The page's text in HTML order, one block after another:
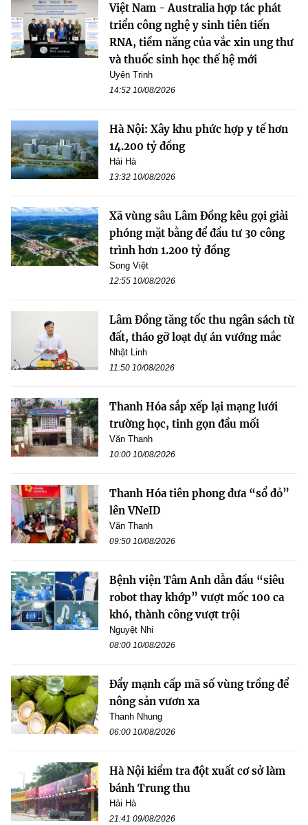
Việt Nam - Australia hợp tác phát
triển công nghệ y sinh tiên tiến
RNA, tiềm năng của vắc xin ung thư
và thuốc sinh học thế hệ mới
Uyên Trinh
14:52 10/08/2026
Hà Nội: Xây khu phức hợp y tế hơn
14.200 tỷ đồng
Hải Hà
13:32 10/08/2026
Xã vùng sâu Lâm Đồng kêu gọi giải
phóng mặt bằng để đầu tư 30 công
trình hơn 1.200 tỷ đồng
Song Việt
12:55 10/08/2026
Lâm Đồng tăng tốc thu ngân sách từ
đất, tháo gỡ loạt dự án vướng mắc
Nhật Linh
11:50 10/08/2026
Thanh Hóa sắp xếp lại mạng lưới
trường học, tinh gọn đầu mối
Văn Thanh
10:00 10/08/2026
Thanh Hóa tiên phong đưa “sổ đỏ”
lên VNeID
Văn Thanh
09:50 10/08/2026
Bệnh viện Tâm Anh dẫn đầu “siêu
robot thay khớp” vượt mốc 100 ca
khó, thành công vượt trội
Nguyệt Nhi
08:00 10/08/2026
Đẩy mạnh cấp mã số vùng trồng để
nông sản vươn xa
Thanh Nhung
06:00 10/08/2026
Hà Nội kiểm tra đột xuất cơ sở làm
bánh Trung thu
Hải Hà
21:41 09/08/2026